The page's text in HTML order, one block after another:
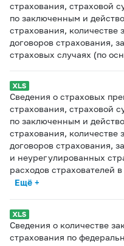
страхования, страховой
по заключенным и
страхования,
договоров страхования,
страховых случаях (по
Сведения о страховых
страхования, страховой
по заключенным и
страхования,
договоров страхования,
и неурегулированных
расходов страхователей
Ещё +
Сведения о количестве
страхования по